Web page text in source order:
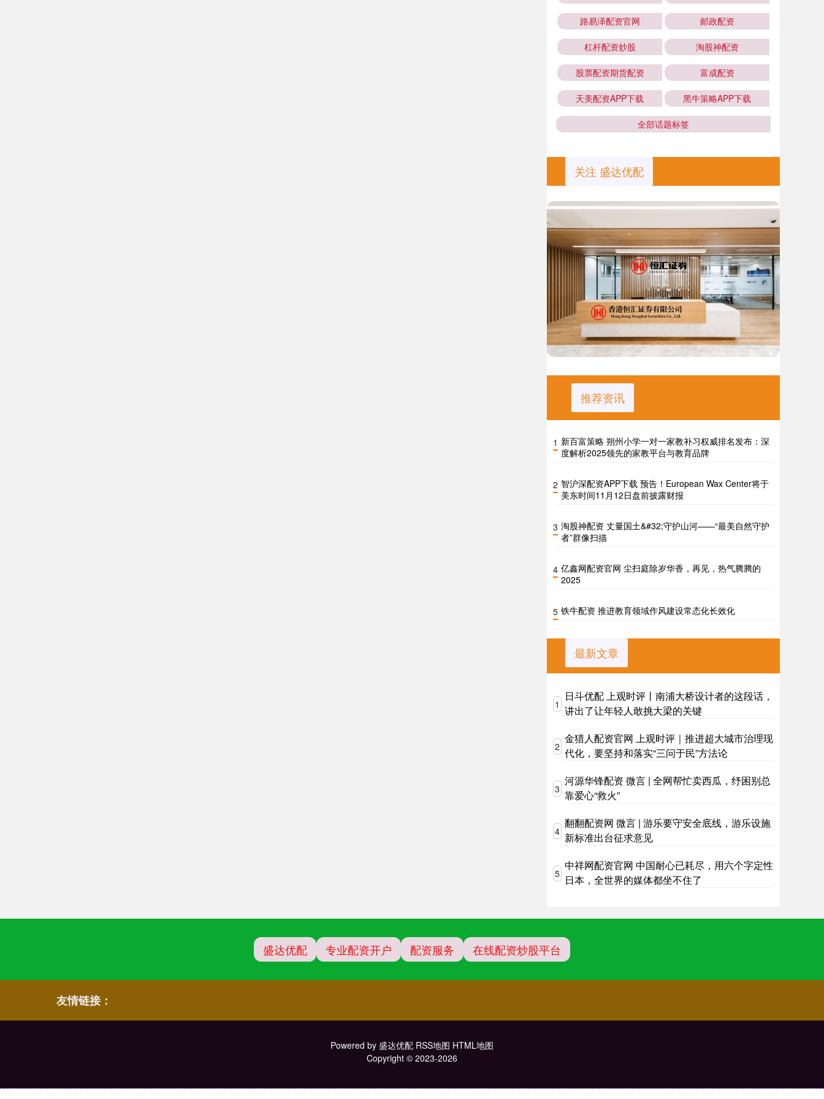
路易泽配资官网 邮政配资
杠杆配资炒股 淘股神配资
股票配资期货配资 富成配资
天美配资APP下载 黑牛策略APP下载
全部话题标签
关注 盛达优配
推荐资讯
1 新百富策略 朔州小学一对一家教补习权威排名发布：深
度解析2025领先的家教平台与教育品牌
2 智沪深配资APP下载 预告！European Wax Center将于
美东时间11月12日盘前披露财报
3 淘股神配资 丈量国土&#32;守护山河——“最美自然守护
者”群像扫描
4 亿鑫网配资官网 尘扫庭除岁华香，再见，热气腾腾的
2025
5 铁牛配资 推进教育领域作风建设常态化长效化
最新文章
1
日斗优配 上观时评丨南浦大桥设计者的这段话，
讲出了让年轻人敢挑大梁的关键
2
金猎人配资官网 上观时评｜推进超大城市治理现
代化，要坚持和落实“三问于民”方法论
3
河源华锋配资 微言 | 全网帮忙卖西瓜，纾困别总
靠爱心“救火”
4
翻翻配资网 微言 | 游乐要守安全底线，游乐设施
新标准出台征求意见
5
中祥网配资官网 中国耐心已耗尽，用六个字定性
日本，全世界的媒体都坐不住了
盛达优配 专业配资开户 配资服务 在线配资炒股平台
友情链接：
Powered by 盛达优配 RSS地图 HTML地图
Copyright © 2023-2026